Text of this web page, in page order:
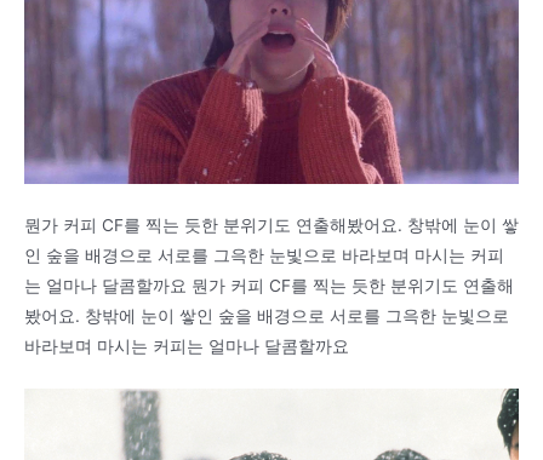
뭔가 커피 CF를 찍는 듯한 분위기도 연출해봤어요. 창밖에 눈이 쌓
인 숲을 배경으로 서로를 그윽한 눈빛으로 바라보며 마시는 커피
는 얼마나 달콤할까요 뭔가 커피 CF를 찍는 듯한 분위기도 연출해
봤어요. 창밖에 눈이 쌓인 숲을 배경으로 서로를 그윽한 눈빛으로
바라보며 마시는 커피는 얼마나 달콤할까요